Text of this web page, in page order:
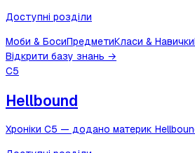
Доступні розділи
Моби & БосиПредметиКласи & Навички
Відкрити базу знань →
C5
Hellbound
Хроніки C5 — додано материк